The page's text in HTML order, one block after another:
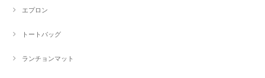
エプロン
トートバッグ
ランチョンマット